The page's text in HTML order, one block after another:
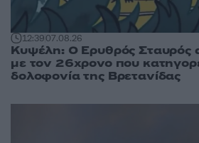
12:3907.08.26
Κυψέλη: Ο Ερυθρός Σταυρός
με τον 26χρονο που
δολοφονία της Βρετανίδας